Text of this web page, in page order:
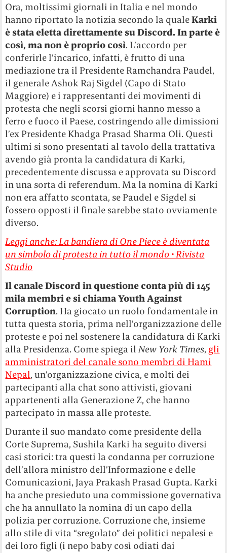
Ora, moltissimi giornali in Italia e nel mondo
hanno riportato la notizia secondo la qualeKarki
è stata eletta direttamente su Discord. In parte è
così, ma non è proprio così. L’accordo per
conferirle l’incarico, infatti, è frutto di una
mediazione tra il Presidente Ramchandra Paudel,
il generale Ashok Raj Sigdel (Capo di Stato
Maggiore) e i rappresentanti dei movimenti di
protesta che negli scorsi giorni hanno messo a
ferro e fuoco il Paese, costringendo alle dimissioni
l’ex Presidente Khadga Prasad Sharma Oli. Questi
ultimi si sono presentati al tavolo della trattativa
avendo già pronta la candidatura di Karki,
precedentemente discussa e approvata su Discord
in una sorta di referendum. Ma la nomina di Karki
non era affatto scontata, se Paudel e Sigdel si
fossero opposti il finale sarebbe stato ovviamente
diverso.
Leggi anche: La bandiera di One Piece è diventata
un simbolo di protesta in tutto il mondo • Rivista
Studio
Il canale Discord in questione conta più di 145
mila membri e si chiama Youth Against
Corruption. Ha giocato un ruolo fondamentale in
tutta questa storia, prima nell’organizzazione delle
proteste e poi nel sostenere la candidatura di Karki
alla Presidenza. Come spiega il New York Times, gli
amministratori del canale sono membri di Hami
Nepal, un’organizzazione civica, e molti dei
partecipanti alla chat sono attivisti, giovani
appartenenti alla Generazione Z, che hanno
partecipato in massa alle proteste.
Durante il suo mandato come presidente della
Corte Suprema, Sushila Karki ha seguito diversi
casi storici: tra questi la condanna per corruzione
dell’allora ministro dell’Informazione e delle
Comunicazioni, Jaya Prakash Prasad Gupta. Karki
ha anche presieduto una commissione governativa
che ha annullato la nomina di un capo della
polizia per corruzione. Corruzione che, insieme
allo stile di vita “sregolato” dei politici nepalesi e
dei loro figli (i nepo baby così odiati dai